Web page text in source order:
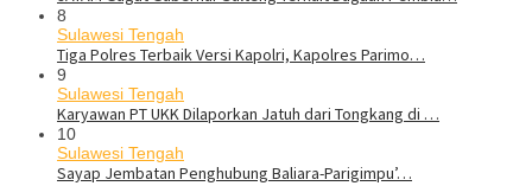
8
Sulawesi Tengah
Tiga Polres Terbaik Versi Kapolri, Kapolres Parimo…
9
Sulawesi Tengah
Karyawan PT UKK Dilaporkan Jatuh dari Tongkang di …
10
Sulawesi Tengah
Sayap Jembatan Penghubung Baliara-Parigimpu’…